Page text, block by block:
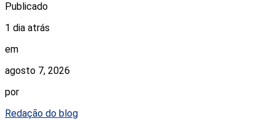
Publicado
1 dia atrás
em
agosto 7, 2026
por
Redação do blog